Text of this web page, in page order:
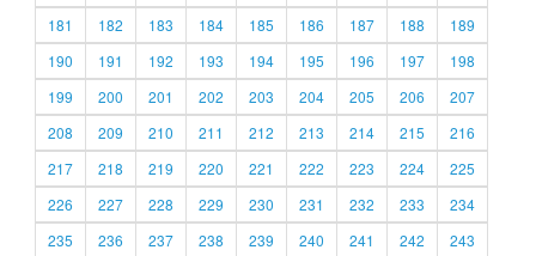
181
182 183 184 185 186 187 188
189
190
191 192 193 194 195 196 197
198
199
200 201 202 203 204 205 206
207
208
209 210 211 212 213 214 215
216
217
218 219 220 221 222 223 224
225
226
227 228 229 230 231 232 233
234
235
236 237 238 239 240 241 242 243